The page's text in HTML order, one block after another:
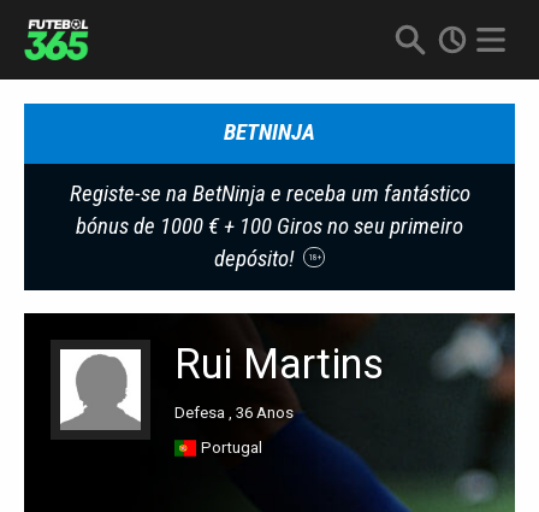
BETNINJA
Registe-se na BetNinja e receba um fantástico
bónus de 1000 € + 100 Giros no seu primeiro
depósito!
18+
Rui Martins
Defesa , 36 Anos
Portugal